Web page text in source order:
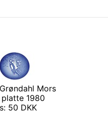
Mors
platte 1980
50 DKK